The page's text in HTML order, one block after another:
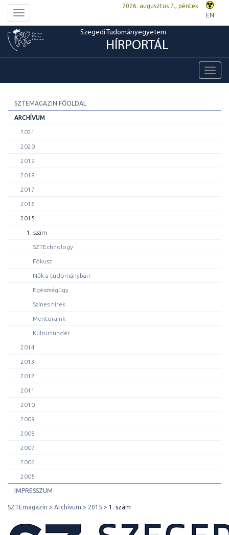
Toggle
navigation
2026. augusztus 7., péntek
EN
Szegedi Tudományegyetem
HÍRPORTÁL
SZTEMAGAZIN FŐOLDAL
ARCHÍVUM
2021
2020
2019
2018
2017
2016
2015
1. szám
SZTEchnology
Fókusz
Nők a tudományban
Egészségügy
Színes hírek
Mentoraink
Kultúrtündér
2014
2013
2012
2011
2010
2009
2008
2007
2006
2005
IMPRESSZUM
SZTEmagazin Archívum 2015 1. szám